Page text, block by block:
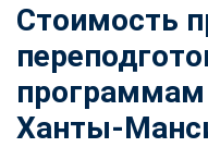
Стоимость
программам
Ханты-